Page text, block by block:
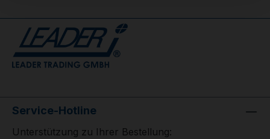
Service-Hotline
Unterstützung zu Ihrer Bestellung: